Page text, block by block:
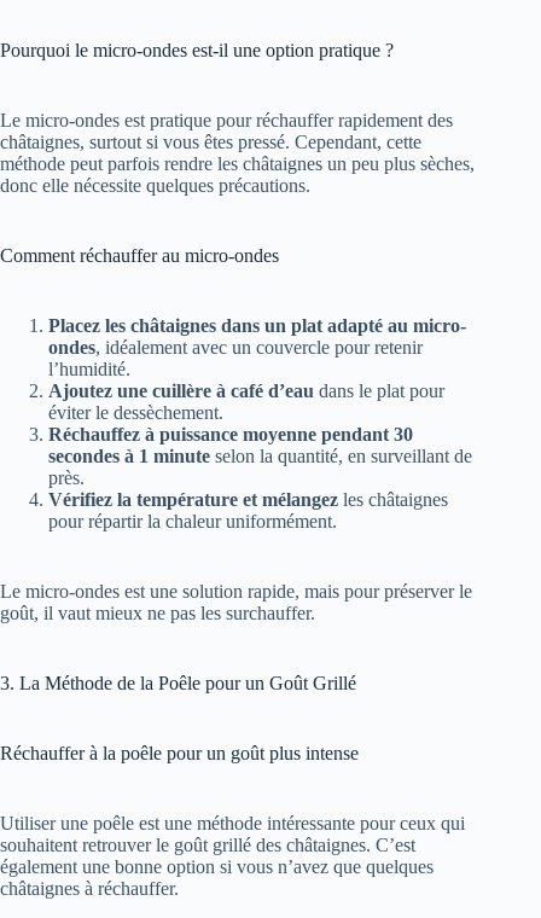
Pourquoi le micro-ondes est-il une option pratique ?
Le micro-ondes est pratique pour réchauffer rapidement des
châtaignes, surtout si vous êtes pressé. Cependant, cette
méthode peut parfois rendre les châtaignes un peu plus sèches,
donc elle nécessite quelques précautions.
Comment réchauffer au micro-ondes
Placez les châtaignes dans un plat adapté au micro-
ondes, idéalement avec un couvercle pour retenir
l’humidité.
Ajoutez une cuillère à café d’eau dans le plat pour
éviter le dessèchement.
Réchauffez à puissance moyenne pendant 30
secondes à 1 minute selon la quantité, en surveillant de
près.
Vérifiez la température et mélangez les châtaignes
pour répartir la chaleur uniformément.
Le micro-ondes est une solution rapide, mais pour préserver le
goût, il vaut mieux ne pas les surchauffer.
3. La Méthode de la Poêle pour un Goût Grillé
Réchauffer à la poêle pour un goût plus intense
Utiliser une poêle est une méthode intéressante pour ceux qui
souhaitent retrouver le goût grillé des châtaignes. C’est
également une bonne option si vous n’avez que quelques
châtaignes à réchauffer.